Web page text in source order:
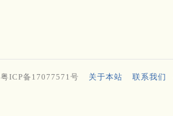
粤ICP备17077571号 关于本站 联系我们